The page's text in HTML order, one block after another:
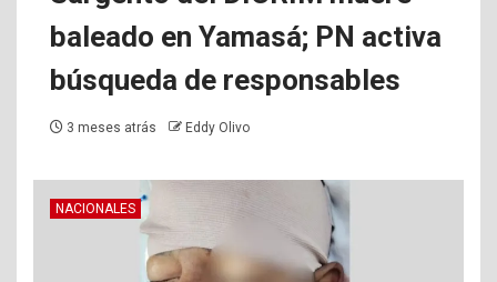
baleado en Yamasá; PN activa
búsqueda de responsables
3 meses atrás Eddy Olivo
NACIONALES